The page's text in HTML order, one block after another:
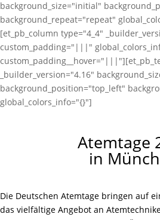
background_size="initial"
background_repeat="repeat"
[et_pb_column type="4_4"
custom_padding="|||"
_builder_version="4.16"
background_position="top_left"
global_colors_info="{}"]
Atemtage
in
Die Deutschen Atemtage bringen auf
das vielfältige Angebot an